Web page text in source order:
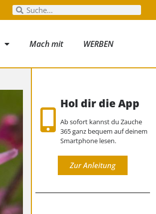
Mach mit WERBEN
Hol dir die App
Ab sofort kannst du Zauche
365 ganz bequem auf deinem
Smartphone lesen.
Zur Anleitung